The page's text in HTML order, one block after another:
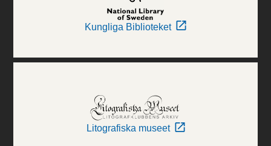
Kungliga Biblioteket
Litografiska museet